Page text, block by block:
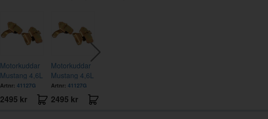
Motorkuddar
Mustang 4,6L
Artnr: 41127G
2495 kr
Motorkuddar
Mustang 4,6L
Artnr:41127G
2495 kr